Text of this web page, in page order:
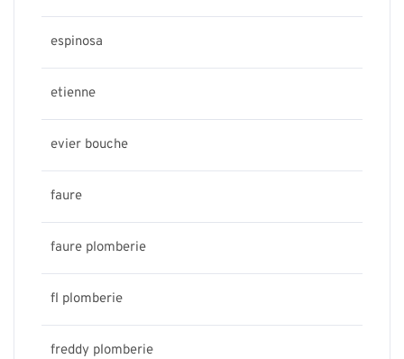
espinosa
etienne
evier bouche
faure
faure plomberie
fl plomberie
freddy plomberie